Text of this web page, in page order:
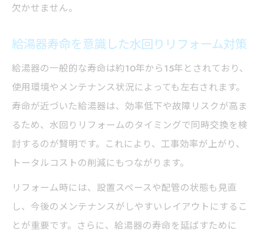
欠かせません。
給湯器寿命を意識した水回りリフォーム対策
給湯器の一般的な寿命は約10年から15年とされており、
使用環境やメンテナンス状況によっても左右されます。
寿命が近づいた給湯器は、効率低下や故障リスクが高ま
るため、水回りリフォームのタイミングで同時交換を検
討するのが賢明です。これにより、工事効率が上がり、
トータルコストの削減にもつながります。
リフォーム時には、設置スペースや配管の状態も見直
し、今後のメンテナンスがしやすいレイアウトにするこ
とが重要です。さらに、給湯器の寿命を延ばすために